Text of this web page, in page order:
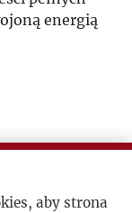
energią
aby strona